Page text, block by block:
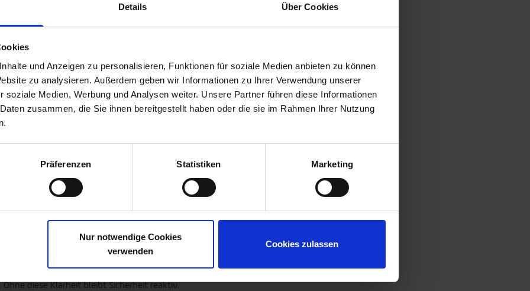
Details Über Cookies
und Anzeigen zu personalisieren, Funktionen für soziale Medien anbieten zu können
zu analysieren. Außerdem geben wir Informationen zu Ihrer Verwendung unserer
soziale Medien, Werbung und Analysen weiter. Unsere Partner führen diese Informationen
zusammen, die Sie ihnen bereitgestellt haben oder die sie im Rahmen Ihrer Nutzung
Präferenzen Statistiken Marketing
Nur notwendige Cookies
verwenden
Cookies zulassen
Zugriffskontrollen. Dennoch bleibt ein strukturelles
– getrennt von der Supply Chain Strategie.
bedeutet, auch im Störfall handlungsfähig zu bleiben. Wie
Welche Systeme sind kritisch? Wo bestehen
massive Folgen haben – Produktionsstopps,
Je stärker Unternehmen auf digitale Steuerung vertrauen,
Cyber-Resilienz muss entlang der gesamten
verschlüsselte Datenräume und kontinuierliche
an Bedeutung.
Lieferanten. Unterschiedliche Sicherheitsstandards,
einheitliche Schutzmechanismen. Cyber-Resilienz
Unternehmens, sondern im gesamten Netzwerk.
müssen wissen, welche digitalen Abhängigkeiten
diese Klarheit bleibt Sicherheit reaktiv.